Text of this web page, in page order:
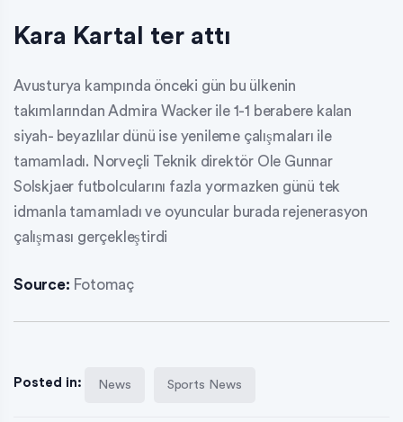
Kara Kartal ter attı
Avusturya kampında önceki gün bu ülkenin
takımlarından Admira Wacker ile 1-1 berabere kalan
siyah- beyazlılar dünü ise yenileme çalışmaları ile
tamamladı. Norveçli Teknik direktör Ole Gunnar
Solskjaer futbolcularını fazla yormazken günü tek
idmanla tamamladı ve oyuncular burada rejenerasyon
çalışması gerçekleştirdi
Source: Fotomaç
Posted in: News Sports News